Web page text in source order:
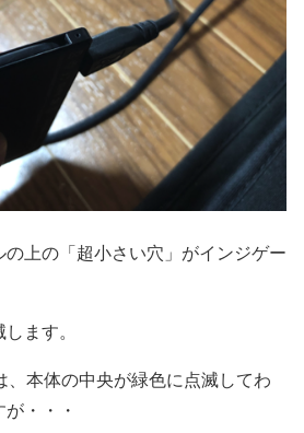
の上の「超小さい穴」がインジゲー
ます。
、本体の中央が緑色に点滅してわ
・・・